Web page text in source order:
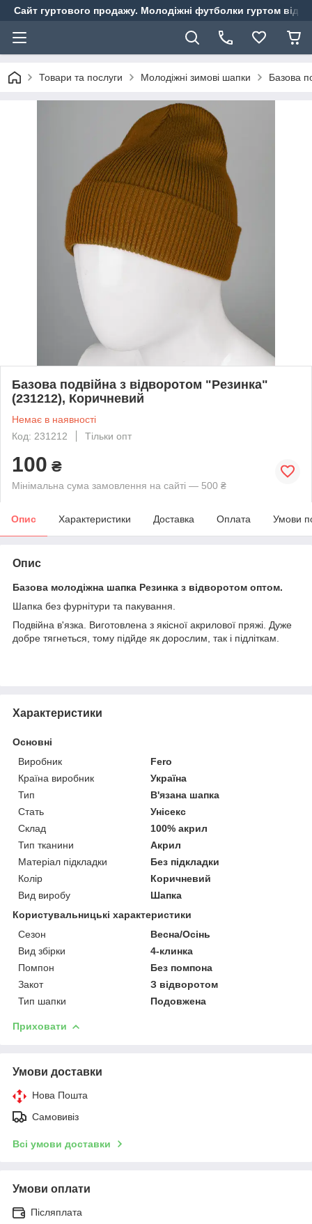
Сайт гуртового продажу. Молодіжні футболки гуртом від
Товари та послуги Молодіжні зимові шапки Базова
Базова подвійна з відворотом "Резинка"
(231212), Коричневий
Немає в наявності
Код: 231212
Тільки опт
100 ₴
Мінімальна сума замовлення на сайті — 500 ₴
Опис Характеристики Доставка Оплата Умови
Опис
Базова молодіжна шапка Резинка з відворотом оптом.
Шапка без фурнітури та пакування.
Подвійна в'язка. Виготовлена з якісної акрилової пряжі. Дуже
добре тягнеться, тому підйде як дорослим, так і підліткам.
Характеристики
Основні
Виробник
Fero
Країна виробник
Україна
Тип
В'язана шапка
Стать
Унісекс
Склад
100% акрил
Тип тканини
Акрил
Матеріал підкладки
Без підкладки
Колір
Коричневий
Вид виробу
Шапка
Користувальницькі характеристики
Сезон
Весна/Осінь
Вид збірки
4-клинка
Помпон
Без помпона
Закот
З відворотом
Тип шапки
Подовжена
Приховати
Умови доставки
Нова Пошта
Самовивіз
Всі умови доставки
Умови оплати
Післяплата